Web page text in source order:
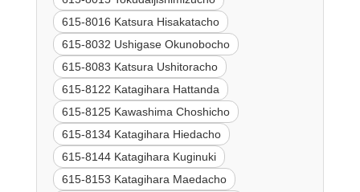
615-8016 Katsura Hisakatacho
615-8032 Ushigase Okunobocho
615-8083 Katsura Ushitoracho
615-8122 Katagihara Hattanda
615-8125 Kawashima Choshicho
615-8134 Katagihara Hiedacho
615-8144 Katagihara Kuginuki
615-8153 Katagihara Maedacho